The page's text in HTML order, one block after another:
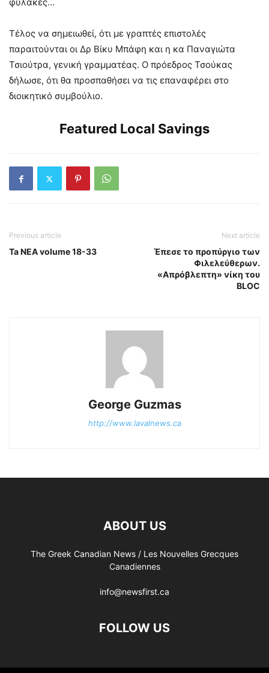
Τέλος να σημειωθεί, ότι με γραπτές επιστολές
παραιτούνται οι Δρ Βίκυ Μπάφη και η κα Παναγιώτα
Τσιούτρα, γενική γραμματέας. Ο πρόεδρος Τσούκας
δήλωσε, ότι θα προσπαθήσει να τις επαναφέρει στο
διοικητικό συμβούλιο.
Featured Local Savings
Previous article
Ta NEA volume 18-33
Next article
Έπεσε το προπύργιο των
Φιλελεύθερων.
«Απρόβλεπτη» νίκη του
BLOC
George Guzmas
http://www.lavalnews.ca
ABOUT US
The Greek Canadian News / Les Nouvelles Grecques
Canadiennes
info@newsfirst.ca
FOLLOW US